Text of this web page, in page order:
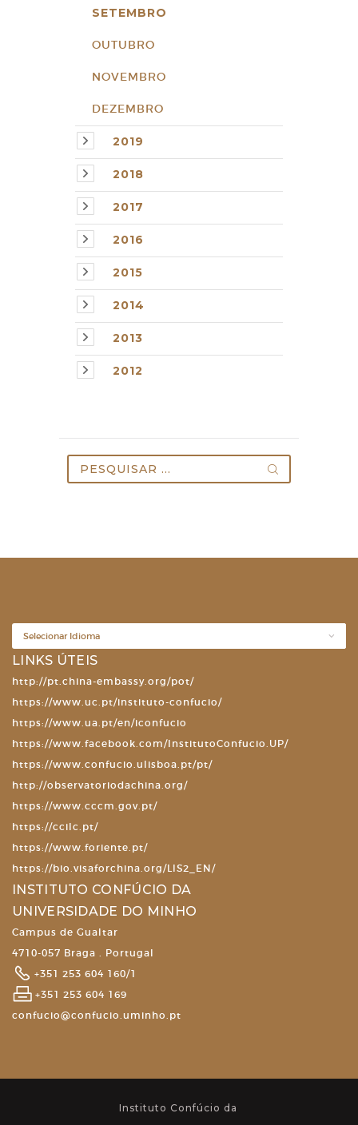
SETEMBRO
OUTUBRO
NOVEMBRO
DEZEMBRO
2019
2018
2017
2016
2015
2014
2013
2012
por:
LINKS ÚTEIS
http://pt.china-embassy.org/pot/
https://www.uc.pt/instituto-confucio/
https://www.ua.pt/en/iconfucio
https://www.facebook.com/InstitutoConfucio.UP/
https://www.confucio.ulisboa.pt/pt/
http://observatoriodachina.org/
https://www.cccm.gov.pt/
https://ccilc.pt/
https://www.foriente.pt/
https://bio.visaforchina.org/LIS2_EN/
INSTITUTO CONFÚCIO DA
UNIVERSIDADE DO MINHO
Campus de Gualtar
4710-057 Braga . Portugal
+351 253 604 160/1
+351 253 604 169
confucio@confucio.uminho.pt
Instituto Confúcio da